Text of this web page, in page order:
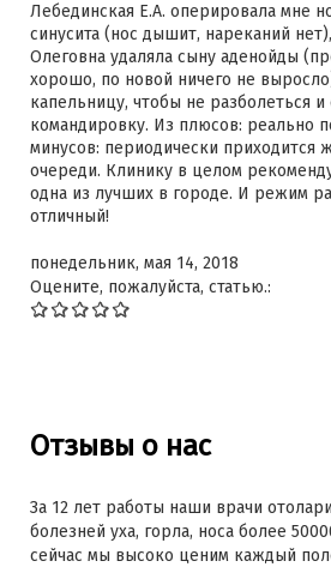
Лебединская Е.А. оперировала мне
синусита (нос дышит, нареканий
Олеговна удаляла сыну аденойды
хорошо, по новой ничего не
капельницу, чтобы не разболеться и
командировку. Из плюсов: реально
минусов: периодически приходится
очереди. Клинику в целом
одна из лучших в городе. И режим
отличный!
понедельник, мая 14, 2018
Оцените, пожалуйста, статью.:
Отзывы о нас
За 12 лет работы наши врачи
болезней уха, горла, носа более
сейчас мы высоко ценим каждый